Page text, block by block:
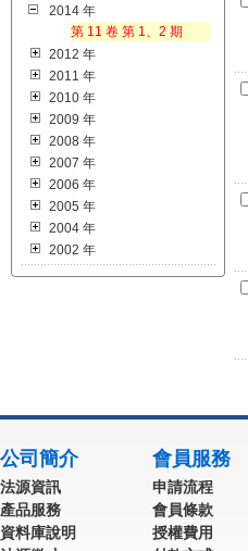
2014 年
第 11 卷 第 1、2 期
2012 年
2011 年
2010 年
2009 年
2008 年
2007 年
2006 年
2005 年
2004 年
2002 年
公司簡介
法源資訊
產品服務
資料庫說明
會員服務
申請流程
會員條款
授權費用